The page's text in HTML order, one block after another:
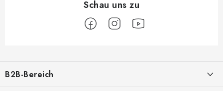
ßB2B-Bereich